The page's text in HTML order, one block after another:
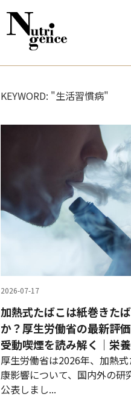
KEYWORD: "生活習慣病"
2026-07-17
加熱式たばこは紙巻きた
か？厚生労働省の最新評
受動喫煙を読み解く｜栄
厚生労働省は2026年、加熱
康影響について、国内外の研
公表しまし...